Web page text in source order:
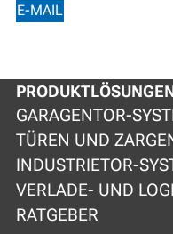
E-MAIL
GARAGENTOR-
TÜREN UND
INDUSTRIETOR-
VERLADE- UND
RATGEBER